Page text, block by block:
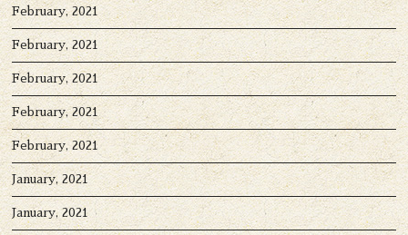
February, 2021
February, 2021
February, 2021
February, 2021
February, 2021
January, 2021
January, 2021